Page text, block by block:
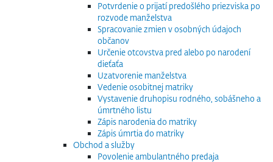
Potvrdenie o prijatí predošlého priezviska po
rozvode manželstva
Spracovanie zmien v osobných údajoch
občanov
Určenie otcovstva pred alebo po narodení
dieťaťa
Uzatvorenie manželstva
Vedenie osobitnej matriky
Vystavenie druhopisu rodného, sobášneho a
úmrtného listu
Zápis narodenia do matriky
Zápis úmrtia do matriky
Obchod a služby
Povolenie ambulantného predaja